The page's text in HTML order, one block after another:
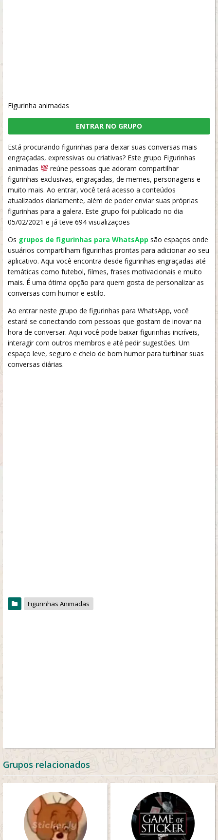
Figurinha animadas
ENTRAR NO GRUPO
Está procurando figurinhas para deixar suas conversas mais
engraçadas, expressivas ou criativas? Este grupo Figurinhas
animadas
reúne pessoas que adoram compartilhar
figurinhas exclusivas, engraçadas, de memes, personagens e
muito mais. Ao entrar, você terá acesso a conteúdos
atualizados diariamente, além de poder enviar suas próprias
figurinhas para a galera. Este grupo foi publicado no dia
05/02/2021 e já teve 694 visualizações
Os grupos de figurinhas para WhatsApp são espaços onde
usuários compartilham figurinhas prontas para adicionar ao seu
aplicativo. Aqui você encontra desde figurinhas engraçadas até
temáticas como futebol, filmes, frases motivacionais e muito
mais. É uma ótima opção para quem gosta de personalizar as
conversas com humor e estilo.
Ao entrar neste grupo de figurinhas para WhatsApp, você
estará se conectando com pessoas que gostam de inovar na
hora de conversar. Aqui você pode baixar figurinhas incríveis,
interagir com outros membros e até pedir sugestões. Um
espaço leve, seguro e cheio de bom humor para turbinar suas
conversas diárias.
Figurinhas Animadas
Grupos relacionados